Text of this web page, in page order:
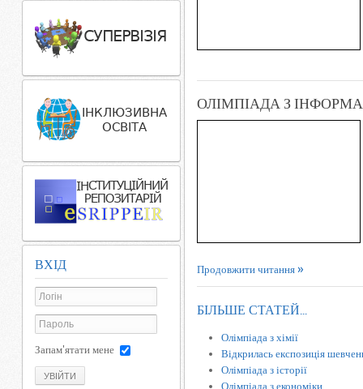
ОЛІМПІАДА З
Продовжити читання
БІЛЬШЕ СТАТЕЙ...
Олімпіада з хімії
Відкрилась експозиція
Олімпіада з історії
Олімпіада з економіки
ВХІД
Запам'ятати мене
УВІЙТИ